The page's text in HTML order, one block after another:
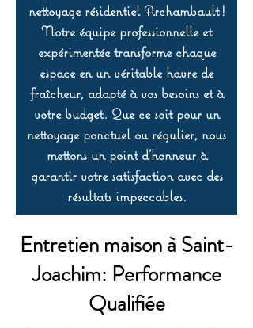
nettoyage résidentiel Archambault !
Notre équipe professionnelle et
expérimentée transforme chaque
espace en un véritable havre de
fraîcheur, adapté à vos besoins et à
votre budget. Que ce soit pour un
nettoyage ponctuel ou régulier, nous
mettons un point d’honneur à
garantir votre satisfaction avec des
résultats impeccables.
Entretien maison à Saint-
Joachim: Performance
Qualifiée